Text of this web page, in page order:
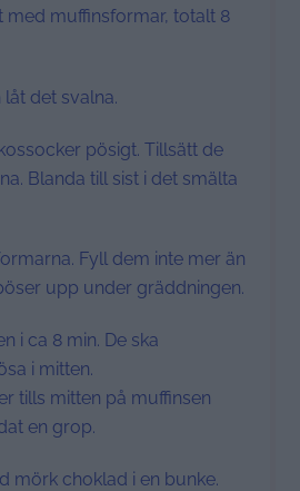
med muffinsformar, totalt 8
det svalna.
pösigt. Tillsätt de
Blanda till sist i det smälta
Fyll dem inte mer än
upp under gräddningen.
i ca 8 min. De ska
i mitten.
tills mitten på muffinsen
en grop.
mörk choklad i en bunke.